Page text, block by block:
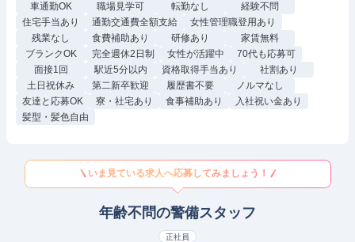
車通勤OK
職場見学可 転勤なし
経験不問
住宅手当あり
通勤交通費全額支給
女性管理職登用あり
残業なし
食費補助あり 研修あり
家賃無料
ブランクOK
完全週休2日制 女性が活躍中
70代も応募可
面接1回
駅近5分以内 資格取得手当あり
社割あり
土日祝休み
第二新卒歓迎 履歴書不要
ノルマなし
友達と応募OK
寮・社宅あり 食事補助あり
入社祝い金あり
髪型・髪色自由
いま見ている求人へ応募してみましょう！
年齢不問の警備スタッフ
正社員